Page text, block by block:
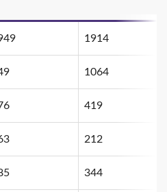
1914
1064
419
212
344